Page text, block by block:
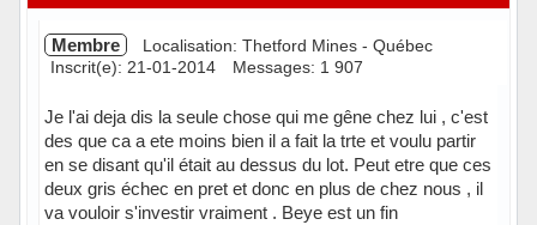
Membre
Localisation: Thetford Mines - Québec
Inscrit(e): 21-01-2014
Messages: 1 907
Je l'ai deja dis la seule chose qui me gêne chez lui , c'est
des que ca a ete moins bien il a fait la trte et voulu partir
en se disant qu'il était au dessus du lot. Peut etre que ces
deux gris échec en pret et donc en plus de chez nous , il
va vouloir s'investir vraiment . Beye est un fin